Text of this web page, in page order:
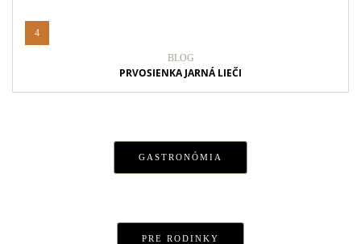
4
BLOG
PRVOSIENKA JARNÁ LIEČI
GASTRONÓMIA
PRE RODINKY